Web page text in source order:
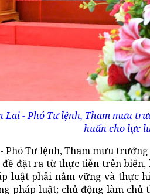
- Phó Tư lệnh, Tham mưu
huấn cho lực
Tư lệnh, Tham mưu
đặt ra từ thực tiễn trên biển,
luật phải nắm vững và thực
pháp luật; chủ động làm